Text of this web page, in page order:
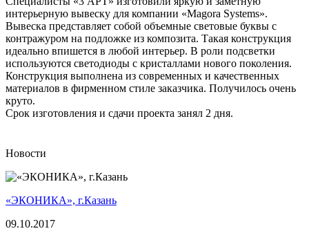
интерьерную вывеску для компании «Magora Systems».
Вывеска представляет собой объемные световые буквы с
контражуром на подложке из композита. Такая конструкция
идеально впишется в любой интерьер. В роли подсветки
используются светодиоды с кристаллами нового поколения.
Конструкция выполнена из современных и качественных
материалов в фирменном стиле заказчика. Получилось очень
круто.
Срок изготовления и сдачи проекта занял 2 дня.
Новости
«ЭКОНИКА», г.Казань
09.10.2017